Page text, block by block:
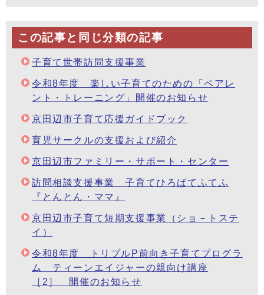
この記事と同じ分類の記事
子育て世帯訪問支援事業
令和8年度 楽しい子育てのための「ペアレ
ント・トレーニング」開催のお知らせ
京田辺市子育て応援ガイドブック
育児サークルの支援および紹介
京田辺市ファミリー・サポート・センター
訪問相談支援事業 子育てひろばてふてふ
『とんとん・ママ』
京田辺市子育て短期支援事業（ショ－トステ
イ）
令和8年度 トリプルP前向き子育てプログラ
ム ティーンエイジャーの親向け講座
［2］ 開催のお知らせ